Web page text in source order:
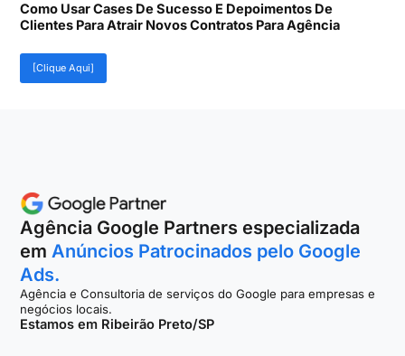
Como Usar Cases De Sucesso E Depoimentos De
Clientes Para Atrair Novos Contratos Para Agência
[Clique Aqui]
Agência Google Partners especializada
emAnúncios Patrocinados pelo Google
Ads.
Agência e Consultoria de serviços do Google para empresas e
negócios locais.
Estamos em Ribeirão Preto/SP